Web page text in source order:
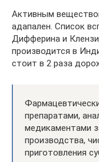
Активным
адапален. Список
Дифферина и
производится в
стоит в 2 раза
препаратами,
медикаментами
производства,
приготовления